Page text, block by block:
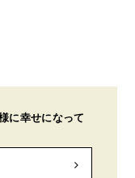
に幸せになって